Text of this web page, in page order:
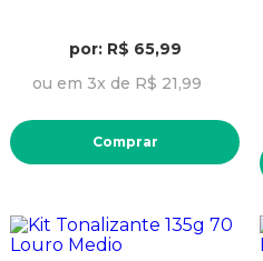
por: R$ 65,99
ou em 3x de R$ 21,99
Comprar